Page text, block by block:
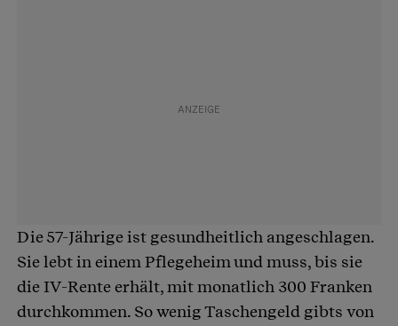
Die 57-Jährige ist gesundheitlich angeschlagen.
Sie lebt in einem Pflegeheim und muss, bis sie
die IV-Rente erhält, mit monatlich 300 Franken
durchkommen. So wenig Taschengeld gibts von